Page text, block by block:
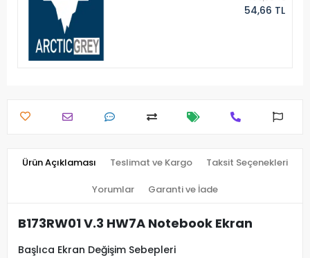
54,66 TL
Ürün Açıklaması Teslimat ve Kargo Taksit Seçenekleri
Yorumlar Garanti ve İade
B173RW01 V.3 HW7A Notebook Ekran
Başlıca Ekran Değişim Sebepleri